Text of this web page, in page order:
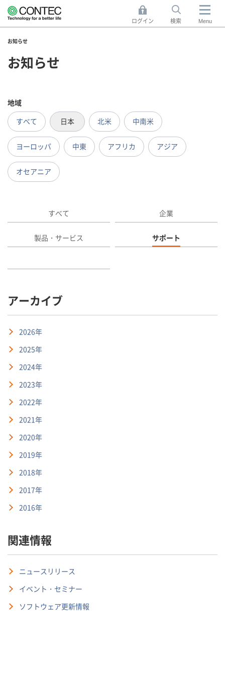
ログイン 検索 Menu
お知らせ
お知らせ
地域
すべて
日本 北米 中南米
ヨーロッパ 中東 アフリカ アジア
オセアニア
すべて 企業
製品・サービス サポート
アーカイブ
2026年
2025年
2024年
2023年
2022年
2021年
2020年
2019年
2018年
2017年
2016年
関連情報
ニュースリリース
イベント・セミナー
ソフトウェア更新情報